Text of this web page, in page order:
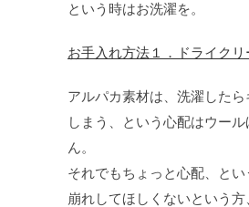
という時はお洗濯を。
お手入れ方法１．ドライク
アルパカ素材は、洗濯した
しまう、という心配はウー
ん。
それでもちょっと心配、と
崩れしてほしくないという方